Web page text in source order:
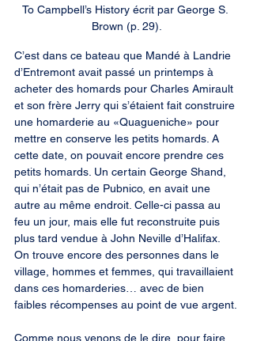
To Campbell’s History écrit par George S.
Brown (p. 29).
C’est dans ce bateau que Mandé à Landrie
d’Entremont avait passé un printemps à
acheter des homards pour Charles Amirault
et son frère Jerry qui s’étaient fait construire
une homarderie au «Quagueniche» pour
mettre en conserve les petits homards. A
cette date, on pouvait encore prendre ces
petits homards. Un certain George Shand,
qui n’était pas de Pubnico, en avait une
autre au même endroit. Celle-ci passa au
feu un jour, mais elle fut reconstruite puis
plus tard vendue à John Neville d’Halifax.
On trouve encore des personnes dans le
village, hommes et femmes, qui travaillaient
dans ces homarderies… avec de bien
faibles récompenses au point de vue argent.
Comme nous venons de le dire, pour faire